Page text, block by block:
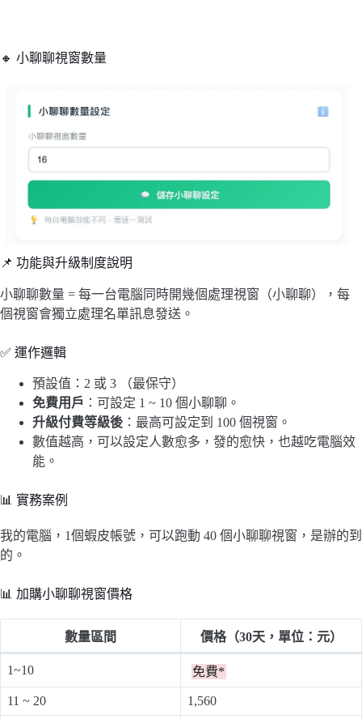
🔸 小聊聊視窗數量
📌 功能與升級制度說明
小聊聊數量 = 每一台電腦同時開幾個處理視窗（小聊聊），每
個視窗會獨立處理名單訊息發送。
✅ 運作邏輯
預設值：2 或 3 （最保守）
免費用戶 ：可設定 1 ~ 10 個小聊聊。
升級付費等級後 ：最高可設定到 100 個視窗。
數值越高，可以設定人數愈多，發的愈快，也越吃電腦效
能。
📊 實務案例
我的電腦，1個蝦皮帳號，可以跑動 40 個小聊聊視窗，是辦的到
的。
📊 加購小聊聊視窗價格
數量區間 價格（30天，單位：元）
1~10 免費*
11 ~ 20 1,560